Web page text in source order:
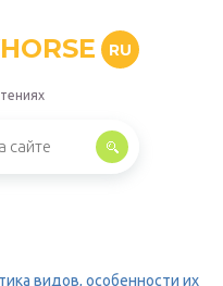
RU
видов, особенности их